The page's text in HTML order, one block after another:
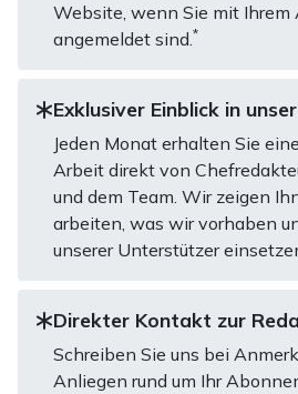
Website, wenn Sie mit Ihrem
angemeldet sind.*
Exklusiver Einblick in
Jeden Monat erhalten Sie
Arbeit direkt von
und dem Team. Wir zeigen
arbeiten, was wir vorhaben
unserer Unterstützer
Direkter Kontakt zur
Schreiben Sie uns bei
Anliegen rund um Ihr